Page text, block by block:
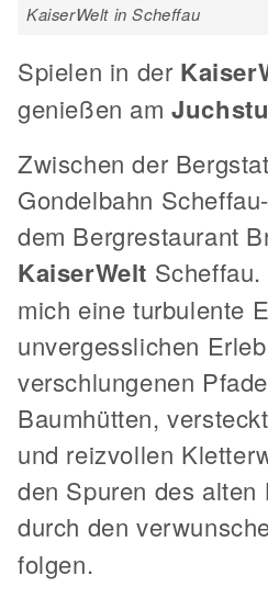
KaiserWelt in Scheffau
Spielen in der
genießen am
Zwischen der
Gondelbahn
dem Bergrestaurant
KaiserWelt
mich eine turbulente
unvergesslichen
verschlungenen
Baumhütten,
und reizvollen
den Spuren des alten
durch den
folgen.